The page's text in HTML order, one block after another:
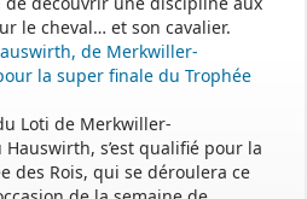
le cheval… et son cavalier.
de Merkwiller-
la super finale du Trophée
Loti de Merkwiller-
s’est qualifié pour la
des Rois, qui se déroulera ce